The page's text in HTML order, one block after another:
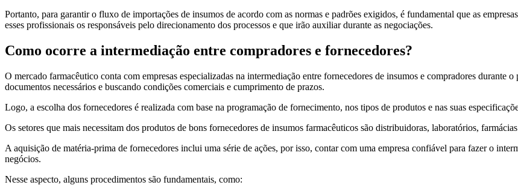
Portanto, para garantir o fluxo de importações de insumos de acordo com as normas e padrões exigidos, é fundamental que as
esses profissionais os responsáveis pelo direcionamento dos processos e que irão auxiliar durante as negociações.
Como ocorre a intermediação entre compradores e fornecedores?
O mercado farmacêutico conta com empresas especializadas na intermediação entre fornecedores de insumos e compradores durante
documentos necessários e buscando condições comerciais e cumprimento de prazos.
Logo, a escolha dos fornecedores é realizada com base na programação de fornecimento, nos tipos de produtos e nas suas
Os setores que mais necessitam dos produtos de bons fornecedores de insumos farmacêuticos são distribuidoras, laboratórios,
A aquisição de matéria-prima de fornecedores inclui uma série de ações, por isso, contar com uma empresa confiável para fazer o
negócios.
Nesse aspecto, alguns procedimentos são fundamentais, como: